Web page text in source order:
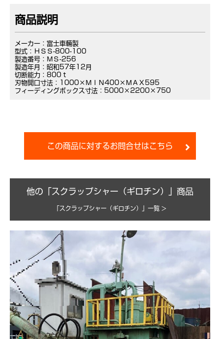
商品説明
メーカー：富士車輛製
型式：ＨＳＳ-800-100
製造番号：ＭＳ-256
製造年月：昭和57年12月
切断能力：800ｔ
刃物開口寸法：1000×ＭＩＮ400×ＭＡＸ595
フィーディングボックス寸法：5000×2200×750
この商品に対するお問合せはこちら
他の「スクラップシャー（ギロチン）」商品
「スクラップシャー（ギロチン）」一覧 >